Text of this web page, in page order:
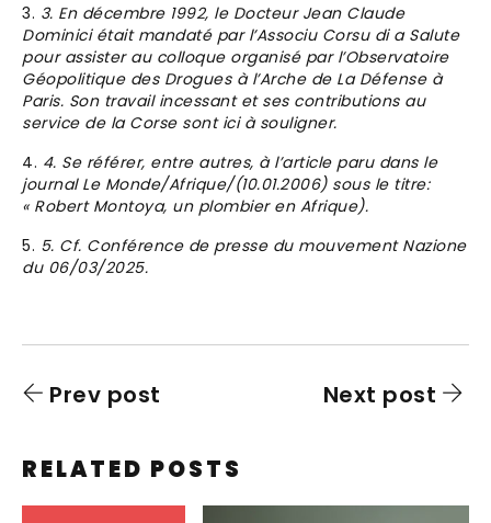
3. En décembre 1992, le Docteur Jean Claude
Dominici était mandaté par l’Associu Corsu di a Salute
pour assister au colloque organisé par l’Observatoire
Géopolitique des Drogues à l’Arche de La Défense à
Paris. Son travail incessant et ses contributions au
service de la Corse sont ici à souligner.
4. Se référer, entre autres, à l’article paru dans le
journal Le Monde/Afrique/(10.01.2006) sous le titre:
« Robert Montoya, un plombier en Afrique).
5. Cf. Conférence de presse du mouvement Nazione
du 06/03/2025.
Prev post Next post
RELATED POSTS